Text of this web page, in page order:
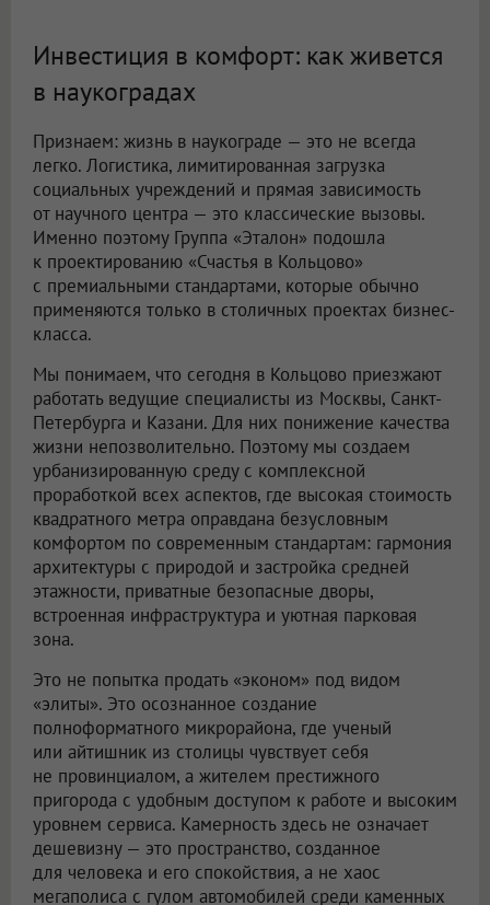
Инвестиция в комфорт: как живется
в наукоградах
Признаем: жизнь в наукограде — это не всегда
легко. Логистика, лимитированная загрузка
социальных учреждений и прямая зависимость
от научного центра — это классические вызовы.
Именно поэтому Группа «Эталон» подошла
к проектированию «Счастья в Кольцово»
с премиальными стандартами, которые обычно
применяются только в столичных проектах бизнес-
класса.
Мы понимаем, что сегодня в Кольцово приезжают
работать ведущие специалисты из Москвы, Санкт-
Петербурга и Казани. Для них понижение качества
жизни непозволительно. Поэтому мы создаем
урбанизированную среду с комплексной
проработкой всех аспектов, где высокая стоимость
квадратного метра оправдана безусловным
комфортом по современным стандартам: гармония
архитектуры с природой и застройка средней
этажности, приватные безопасные дворы,
встроенная инфраструктура и уютная парковая
зона.
Это не попытка продать «эконом» под видом
«элиты». Это осознанное создание
полноформатного микрорайона, где ученый
или айтишник из столицы чувствует себя
не провинциалом, а жителем престижного
пригорода с удобным доступом к работе и высоким
уровнем сервиса. Камерность здесь не означает
дешевизну — это пространство, созданное
для человека и его спокойствия, а не хаос
мегаполиса с гулом автомобилей среди каменных